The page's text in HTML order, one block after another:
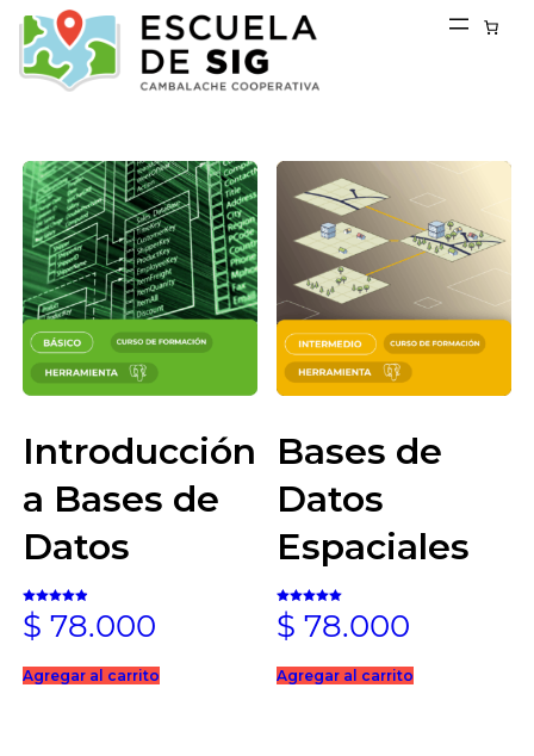
Saltar
contenido
Introducción
a Bases de
Datos
Valorado en
4.88
de 5
$ 78.000
Agregar al carrito
Bases de
Datos
Espaciales
Valorado en
5.00
de 5
$ 78.000
Agregar al carrito